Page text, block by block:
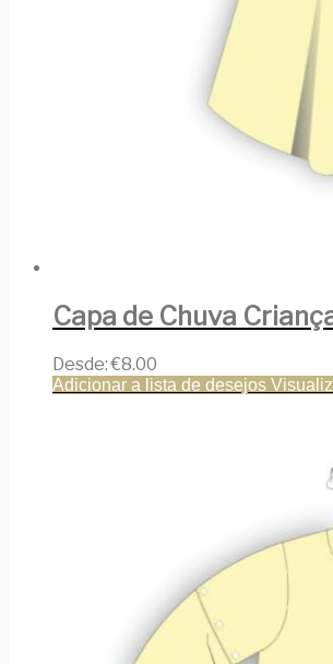
Capa de Chuva
Desde:€8.00
Adicionar a lista de desejos